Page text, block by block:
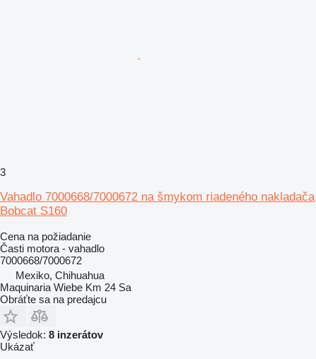
3
Vahadlo 7000668/7000672 na šmykom riadeného nakladača
Bobcat S160
Cena na požiadanie
Časti motora - vahadlo
7000668/7000672
Mexiko, Chihuahua
Maquinaria Wiebe Km 24 Sa
Obráťte sa na predajcu
Výsledok: 8 inzerátov
Ukázať